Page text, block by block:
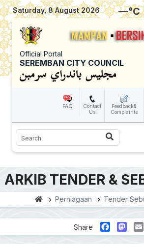
Skip to
Saturday, 8 August 2026 —°C
Official Portal
SEREMBAN CITY COUNCIL
FAQ
Contact
Us
Feedback&
Complaints
Search
ARKIB TENDER &
Perniagaan Tender
Share Facebook